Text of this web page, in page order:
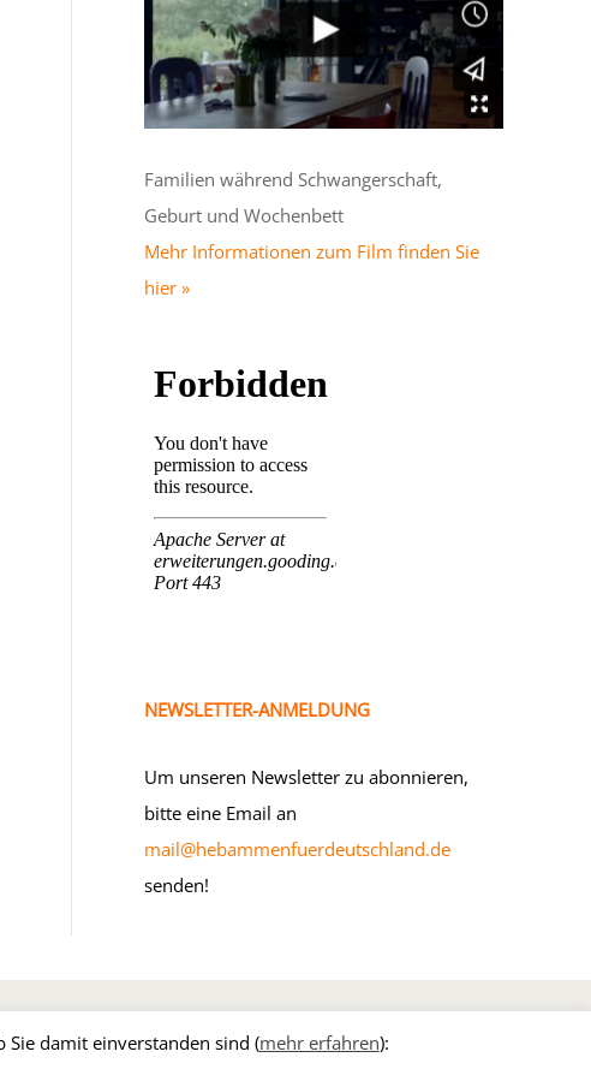
Familien während Schwangerschaft,
Geburt und Wochenbett
Mehr Informationen zum Film finden Sie
hier »
NEWSLETTER-ANMELDUNG
Um unseren Newsletter zu abonnieren,
bitte eine Email an
mail@hebammenfuerdeutschland.de
senden!
MITGLIED WERDEN
Sie damit einverstanden sind (mehr erfahren):